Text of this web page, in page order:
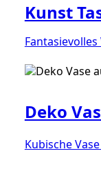
Kunst
Deko
Kubische